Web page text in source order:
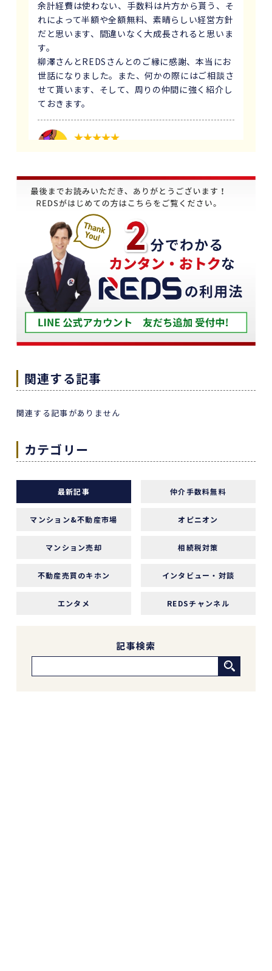
余計経費は使わない、手数料は片方から貰う、そ
れによって半額や全額無料、素晴らしい経営方針
だと思います、間違いなく大成長されると思いま
す。
柳澤さんとREDSさんとのご縁に感謝、本当にお
世話になりました。また、何かの際にはご相談さ
せて貰います、そして、周りの仲間に強く紹介し
ておきます。
受け、すぐにREDSを紹介しました。
他の不動産会社と違って、売り込みが全くなく自
分のペースで進めることが出来るのが非常に大き
かったです。
担当の下山さんには大変お世話になりました。
築年数が厳しい条件の中、数々の条件を伝えたと
ころ、適切かつ具体的に提案していただきまし
た。
下山さんの人柄も安心でき、打ち合わせの時に、
冗談や笑い話が多く、不動産売却のことを忘れて
しております。
また機会があれば是非REDSを利用したいし、紹
す！
本当にありがとうございました！
中古マンションの売却でお世話になりました。
で市場動向や適正価格を丁寧に解説してくださ
の誠実な姿勢と親身な対応に、人間としても深い
信頼を置くことができました。
結果として非常に満足のいく売却ができ、今後も
関連する記事
関連する記事がありません
カテゴリー
最新記事 仲介手数料無料
マンション&不動産市場 オピニオン
マンション売却 相続税対策
不動産売買のキホン インタビュー・対談
エンタメ REDSチャンネル
記事検索